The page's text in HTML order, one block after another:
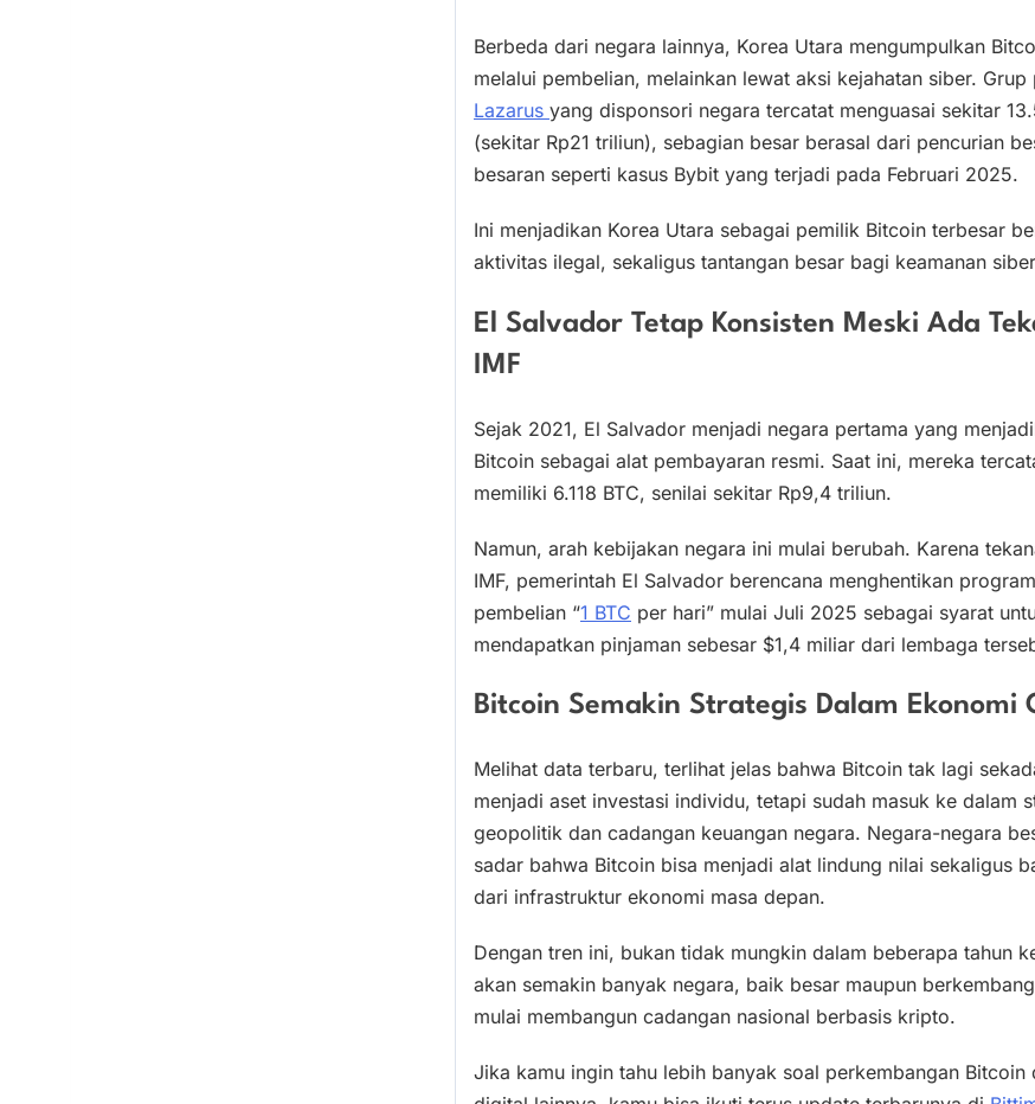
Berbeda dari negara lainnya, Korea Utara mengumpulkan
melalui pembelian, melainkan lewat aksi kejahatan siber. Grup
Lazarus yang disponsori negara tercatat menguasai sekitar
(sekitar Rp21 triliun), sebagian besar berasal dari pencurian
besaran seperti kasus Bybit yang terjadi pada Februari 2025.
Ini menjadikan Korea Utara sebagai pemilik Bitcoin terbesar
aktivitas ilegal, sekaligus tantangan besar bagi keamanan
El Salvador Tetap Konsisten Meski Ada
IMF
Sejak 2021, El Salvador menjadi negara pertama yang
Bitcoin sebagai alat pembayaran resmi. Saat ini, mereka
memiliki 6.118 BTC, senilai sekitar Rp9,4 triliun.
Namun, arah kebijakan negara ini mulai berubah. Karena
IMF, pemerintah El Salvador berencana menghentikan program
pembelian “1 BTC per hari” mulai Juli 2025 sebagai syarat
mendapatkan pinjaman sebesar $1,4 miliar dari lembaga
Bitcoin Semakin Strategis Dalam Ekonomi
Melihat data terbaru, terlihat jelas bahwa Bitcoin tak lagi
menjadi aset investasi individu, tetapi sudah masuk ke dalam
geopolitik dan cadangan keuangan negara. Negara-negara
sadar bahwa Bitcoin bisa menjadi alat lindung nilai sekaligus
dari infrastruktur ekonomi masa depan.
Dengan tren ini, bukan tidak mungkin dalam beberapa tahun
akan semakin banyak negara, baik besar maupun
mulai membangun cadangan nasional berbasis kripto.
Jika kamu ingin tahu lebih banyak soal perkembangan Bitcoin